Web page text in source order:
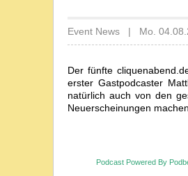
Event News | Mo.
Der fünfte
erster Gastpodcaster
natürlich auch von den
Neuerscheinungen
Podcast Powered By